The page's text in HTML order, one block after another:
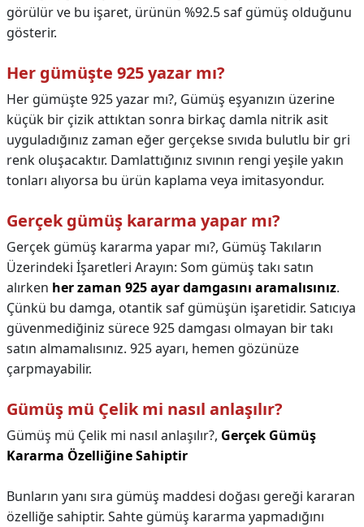
görülür ve bu işaret, ürünün %92.5 saf gümüş olduğunu
gösterir.
Her gümüşte 925 yazar mı?
Her gümüşte 925 yazar mı?, Gümüş eşyanızın üzerine
küçük bir çizik attıktan sonra birkaç damla nitrik asit
uyguladığınız zaman eğer gerçekse sıvıda bulutlu bir gri
renk oluşacaktır. Damlattığınız sıvının rengi yeşile yakın
tonları alıyorsa bu ürün kaplama veya imitasyondur.
Gerçek gümüş kararma yapar mı?
Gerçek gümüş kararma yapar mı?, Gümüş Takıların
Üzerindeki İşaretleri Arayın: Som gümüş takı satın
alırken her zaman 925 ayar damgasını aramalısınız.
Çünkü bu damga, otantik saf gümüşün işaretidir. Satıcıya
güvenmediğiniz sürece 925 damgası olmayan bir takı
satın almamalısınız. 925 ayarı, hemen gözünüze
çarpmayabilir.
Gümüş mü Çelik mi nasıl anlaşılır?
Gümüş mü Çelik mi nasıl anlaşılır?, Gerçek Gümüş
Kararma Özelliğine Sahiptir
Bunların yanı sıra gümüş maddesi doğası gereği kararan
özelliğe sahiptir. Sahte gümüş kararma yapmadığını